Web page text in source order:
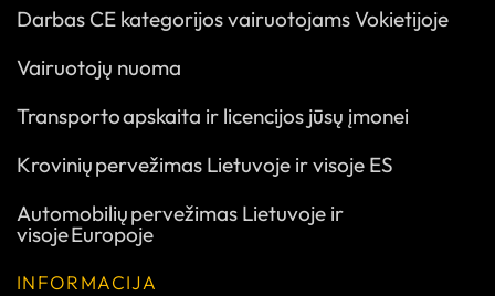
Darbas CE kategorijos vairuotojams Vokietijoje
Vairuotojų nuoma
Transporto apskaita ir licencijos jūsų įmonei
Krovinių pervežimas Lietuvoje ir visoje ES
Automobilių pervežimas Lietuvoje ir
visoje Europoje
INFORMACIJA